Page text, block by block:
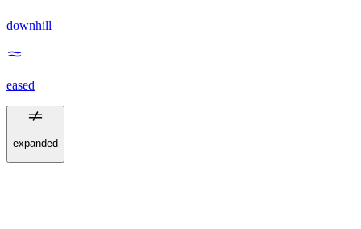
downhill
eased
expanded